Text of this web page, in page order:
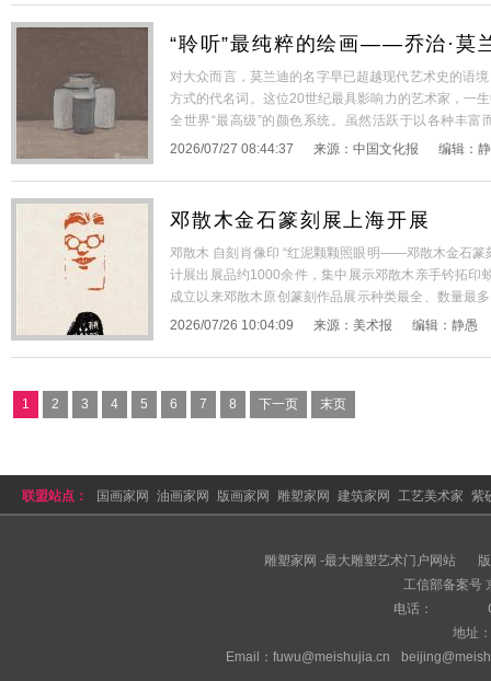
“聆听”最纯粹的绘画——乔治·莫
对大众而言，莫兰迪的名字早已超越现代艺术史的语
方式的代名词。这位20世纪最具影响力的艺术家，一
全世界“最高级”的颜色系统。虽然活跃于以各种丰
期，莫兰迪却始终坚持用低饱和的灰、米白、雾粉
2026/07/27 08:44:37 来源： 中国文化报 编辑：
邓散木金石篆刻展上海开展
邓散木 自刻肖像印 “红泥颗颗照眼明——邓散木金石篆
计展出展品约1000余件，集中展示邓散木亲手钤拓印
成立以来邓散木原创篆刻作品展示种类最全、数量最
人，近现代著名篆刻家、书法家、艺术教育家。他享
2026/07/26 10:04:09 来源： 美术报 编辑： 静愚
1 2 3 4 5 6 7 8 下一页 末页
联盟站点： 国画家网 油画家网 版画家网 雕塑家网 建筑家网 工艺美术家 紫
雕塑家网 -最大雕塑艺术门户网站
工信部备案号
电话：
地址：
Email：fuwu@meishujia.cn